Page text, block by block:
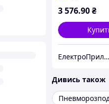
3 576.90₴
ЕлектроПриладТехСервіс
Дивись також